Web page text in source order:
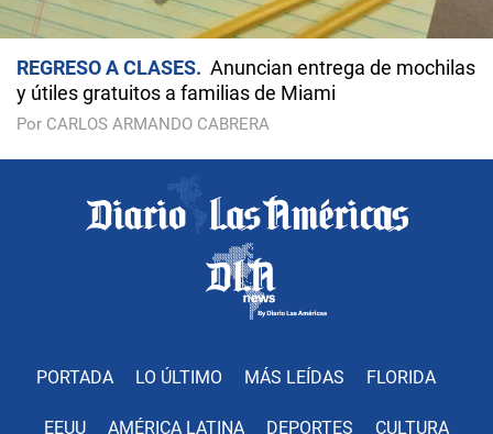
REGRESO A CLASES
Anuncian entrega de mochilas
y útiles gratuitos a familias de Miami
Por CARLOS ARMANDO CABRERA
PORTADA LO ÚLTIMO MÁS LEÍDAS FLORIDA
EEUU AMÉRICA LATINA DEPORTES CULTURA